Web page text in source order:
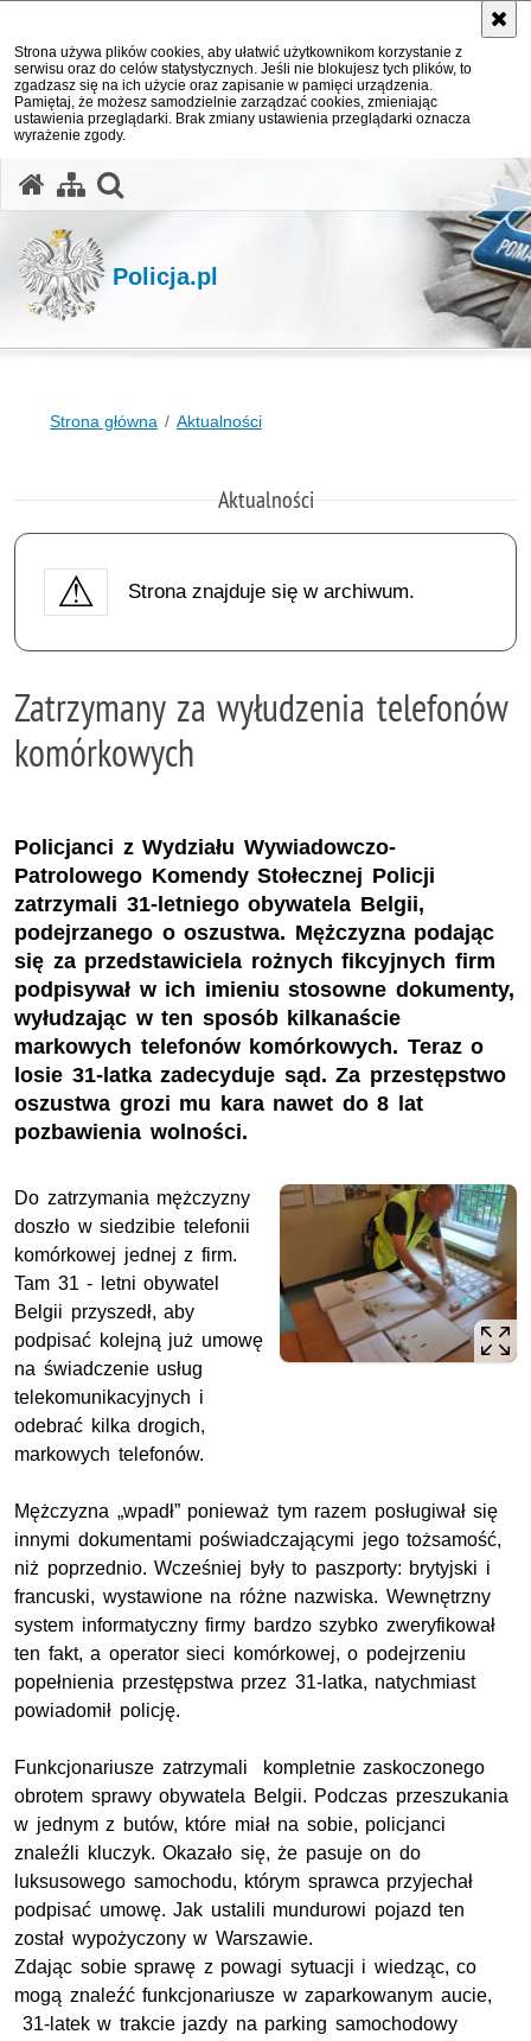
Strona używa plików cookies, aby ułatwić użytkownikom korzystanie z
serwisu oraz do celów statystycznych. Jeśli nie blokujesz tych plików, to
zgadzasz się na ich użycie oraz zapisanie w pamięci urządzenia.
Pamiętaj, że możesz samodzielnie zarządzać cookies, zmieniając
ustawienia przeglądarki. Brak zmiany ustawienia przeglądarki oznacza
wyrażenie zgody.
Policja.pl
Strona główna Aktualności
Aktualności
Strona znajduje się w archiwum.
Zatrzymany za wyłudzenia telefonów
komórkowych
Policjanci z Wydziału Wywiadowczo-
Patrolowego Komendy Stołecznej Policji
zatrzymali 31-letniego obywatela Belgii,
podejrzanego o oszustwa. Mężczyzna podając
się za przedstawiciela rożnych fikcyjnych firm
podpisywał w ich imieniu stosowne dokumenty,
wyłudzając w ten sposób kilkanaście
markowych telefonów komórkowych. Teraz o
losie 31-latka zadecyduje sąd. Za przestępstwo
oszustwa grozi mu kara nawet do 8 lat
pozbawienia wolności.
Do zatrzymania mężczyzny
doszło w siedzibie telefonii
komórkowej jednej z firm.
Tam 31 - letni obywatel
Belgii przyszedł, aby
podpisać kolejną już umowę
na świadczenie usług
telekomunikacyjnych i
odebrać kilka drogich,
markowych telefonów.
Mężczyzna „wpadł” ponieważ tym razem posługiwał się
innymi dokumentami poświadczającymi jego tożsamość,
niż poprzednio. Wcześniej były to paszporty: brytyjski i
francuski, wystawione na różne nazwiska. Wewnętrzny
system informatyczny firmy bardzo szybko zweryfikował
ten fakt, a operator sieci komórkowej, o podejrzeniu
popełnienia przestępstwa przez 31-latka, natychmiast
powiadomił policję.
Funkcjonariusze zatrzymali kompletnie zaskoczonego
obrotem sprawy obywatela Belgii. Podczas przeszukania
w jednym z butów, które miał na sobie, policjanci
znaleźli kluczyk. Okazało się, że pasuje on do
luksusowego samochodu, którym sprawca przyjechał
podpisać umowę. Jak ustalili mundurowi pojazd ten
został wypożyczony w Warszawie.
Zdając sobie sprawę z powagi sytuacji i wiedząc, co
mogą znaleźć funkcjonariusze w zaparkowanym aucie,
31-latek w trakcie jazdy na parking samochodowy